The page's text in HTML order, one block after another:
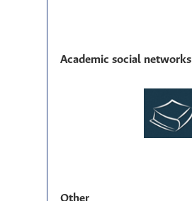
Academic social networks